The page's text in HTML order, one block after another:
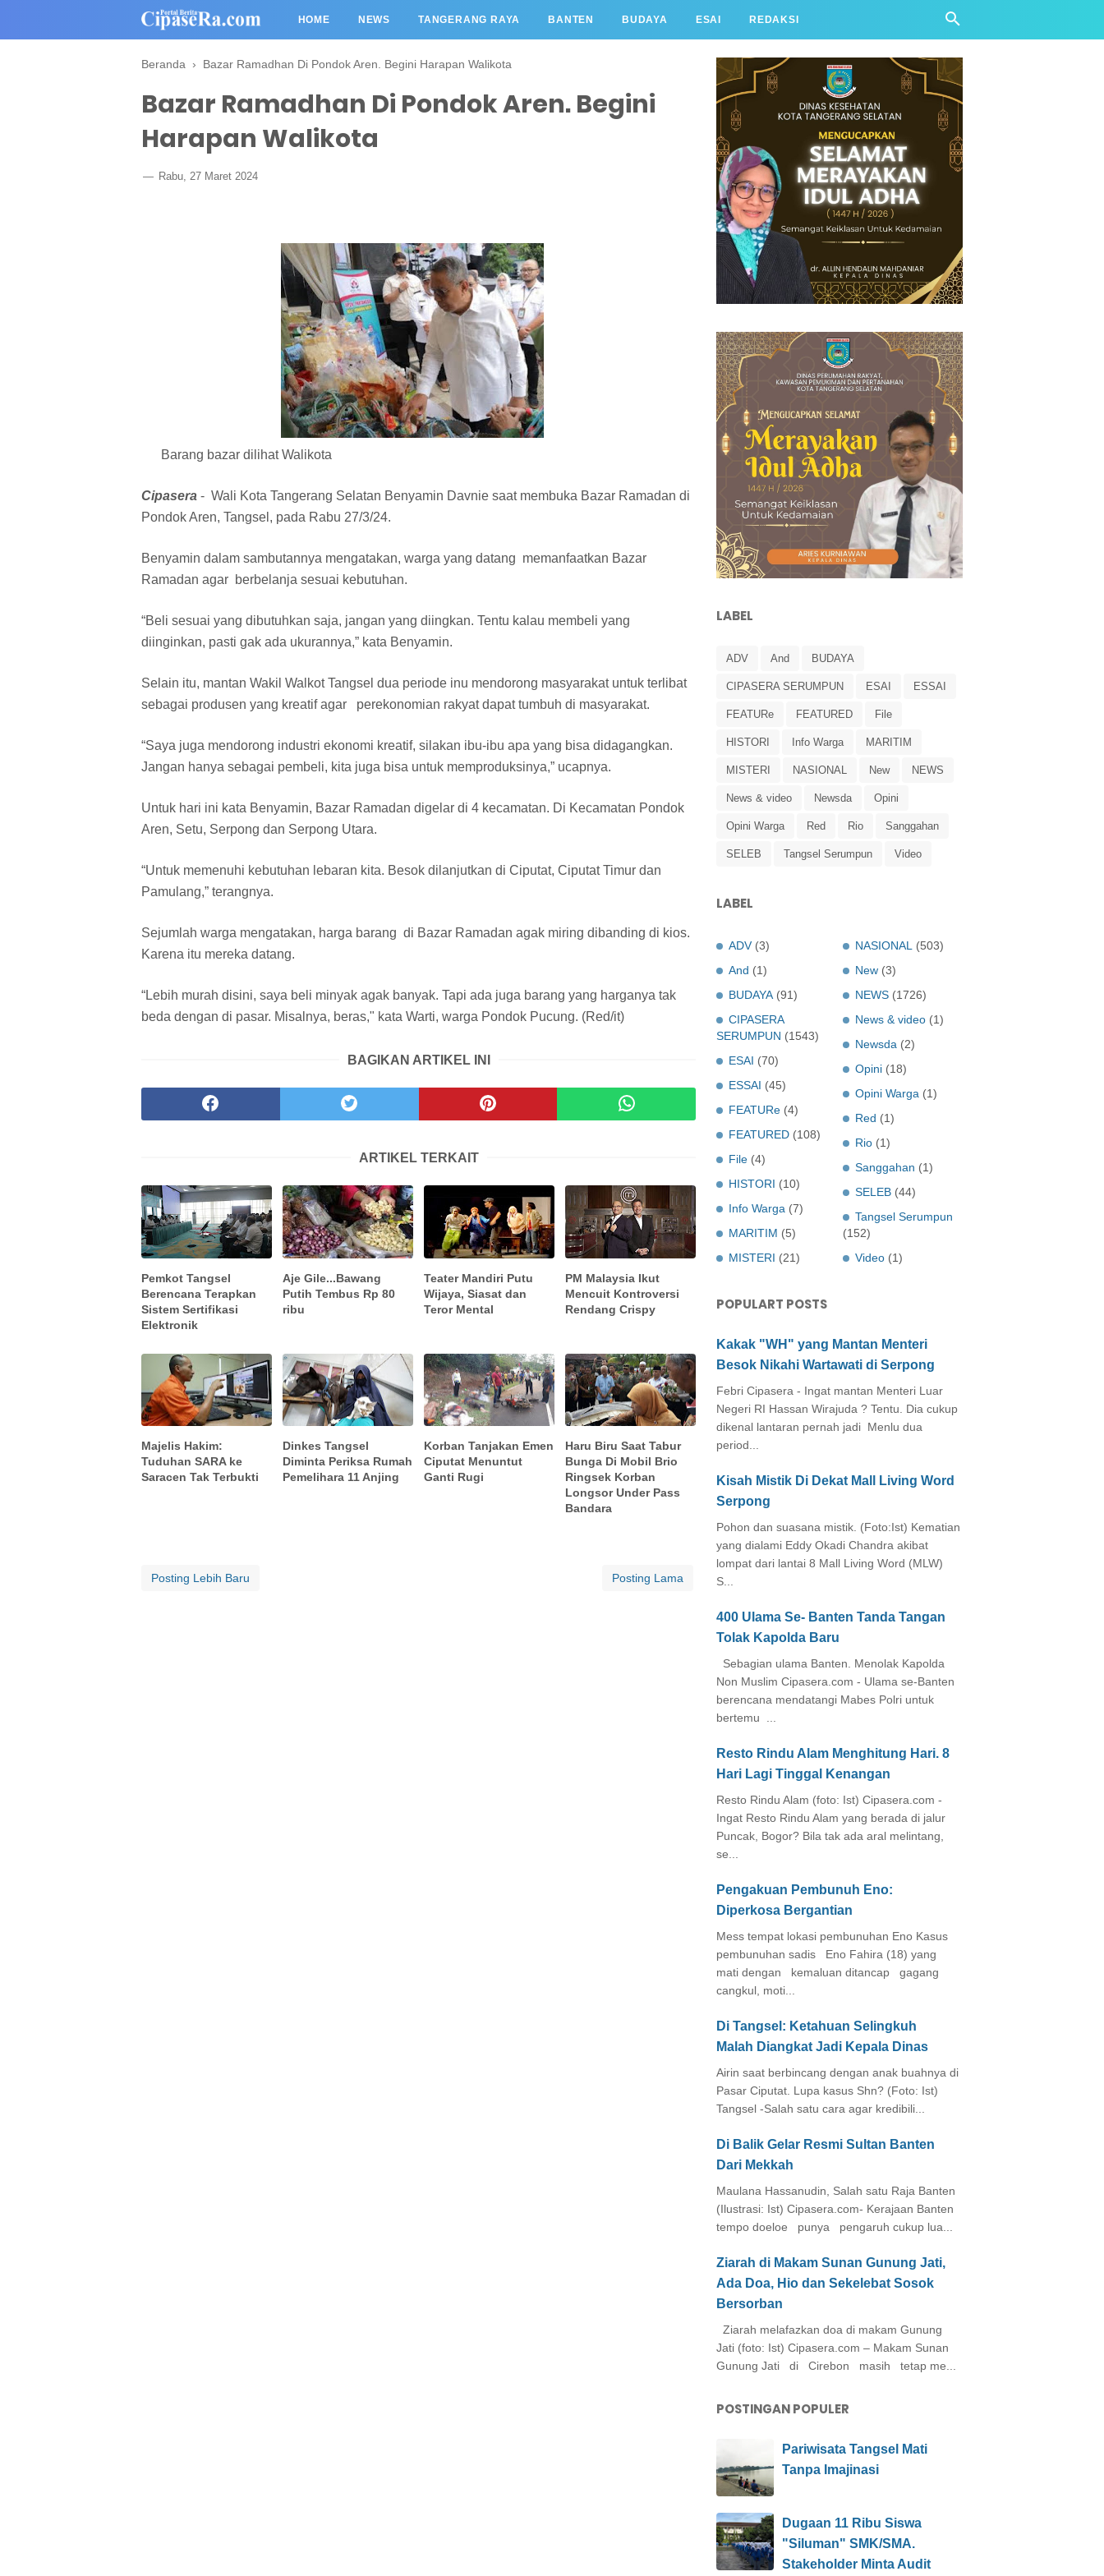
HOME NEWS TANGERANG RAYA BANTEN BUDAYA ESAI REDAKSI
Beranda › Bazar Ramadhan Di Pondok Aren. Begini Harapan Walikota
Bazar Ramadhan Di Pondok Aren. Begini
Harapan Walikota
Rabu, 27 Maret 2024
Barang bazar dilihat Walikota
Cipasera - Wali Kota Tangerang Selatan Benyamin Davnie saat membuka Bazar Ramadan di
Pondok Aren, Tangsel, pada Rabu 27/3/24.
Benyamin dalam sambutannya mengatakan, warga yang datang memanfaatkan Bazar
Ramadan agar berbelanja sesuai kebutuhan.
“Beli sesuai yang dibutuhkan saja, jangan yang diingkan. Tentu kalau membeli yang
diinginkan, pasti gak ada ukurannya,” kata Benyamin.
Selain itu, mantan Wakil Walkot Tangsel dua periode inu mendorong masyarakat untuk terlibat
sebagai produsen yang kreatif agar perekonomian rakyat dapat tumbuh di masyarakat.
“Saya juga mendorong industri ekonomi kreatif, silakan ibu-ibu apa yang bisa didagangkan.
Jangan hanya sebagai pembeli, kita juga bisa untuk memproduksinya,” ucapnya.
Untuk hari ini kata Benyamin, Bazar Ramadan digelar di 4 kecamatan. Di Kecamatan Pondok
Aren, Setu, Serpong dan Serpong Utara.
“Untuk memenuhi kebutuhan lebaran kita. Besok dilanjutkan di Ciputat, Ciputat Timur dan
Pamulang,” terangnya.
Sejumlah warga mengatakan, harga barang di Bazar Ramadan agak miring dibanding di kios.
Karena itu mereka datang.
“Lebih murah disini, saya beli minyak agak banyak. Tapi ada juga barang yang harganya tak
beda dengan di pasar. Misalnya, beras," kata Warti, warga Pondok Pucung. (Red/it)
BAGIKAN ARTIKEL INI
ARTIKEL TERKAIT
Pemkot Tangsel
Berencana Terapkan
Sistem Sertifikasi
Elektronik
Aje Gile...Bawang
Putih Tembus Rp 80
ribu
Teater Mandiri Putu
Wijaya, Siasat dan
Teror Mental
PM Malaysia Ikut
Mencuit Kontroversi
Rendang Crispy
Majelis Hakim:
Tuduhan SARA ke
Saracen Tak Terbukti
Dinkes Tangsel
Diminta Periksa Rumah
Pemelihara 11 Anjing
Korban Tanjakan Emen
Ciputat Menuntut
Ganti Rugi
Haru Biru Saat Tabur
Bunga Di Mobil Brio
Ringsek Korban
Longsor Under Pass
Bandara
Posting Lebih Baru Posting Lama
LABEL
ADV And BUDAYA
CIPASERA SERUMPUN ESAI ESSAI
FEATURe FEATURED File
HISTORI Info Warga MARITIM
MISTERI NASIONAL New NEWS
News & video Newsda Opini
Opini Warga Red Rio Sanggahan
SELEB Tangsel Serumpun Video
LABEL
ADV (3)
And (1)
BUDAYA (91)
CIPASERA
SERUMPUN (1543)
ESAI (70)
ESSAI (45)
FEATURe (4)
FEATURED (108)
File (4)
HISTORI (10)
Info Warga (7)
MARITIM (5)
MISTERI (21)
NASIONAL
(503)
New (3)
NEWS (1726)
News & video (1)
Newsda (2)
Opini (18)
Opini Warga (1)
Red (1)
Rio (1)
Sanggahan (1)
SELEB (44)
Tangsel Serumpun
(152)
Video (1)
POPULART POSTS
Kakak "WH" yang Mantan Menteri
Besok Nikahi Wartawati di Serpong
Febri Cipasera - Ingat mantan Menteri Luar
Negeri RI Hassan Wirajuda ? Tentu. Dia cukup
dikenal lantaran pernah jadi Menlu dua
period...
Kisah Mistik Di Dekat Mall Living Word
Serpong
Pohon dan suasana mistik. (Foto:Ist) Kematian
yang dialami Eddy Okadi Chandra akibat
lompat dari lantai 8 Mall Living Word (MLW)
S...
400 Ulama Se- Banten Tanda Tangan
Tolak Kapolda Baru
Sebagian ulama Banten. Menolak Kapolda
Non Muslim Cipasera.com - Ulama se-Banten
berencana mendatangi Mabes Polri untuk
bertemu ...
Resto Rindu Alam Menghitung Hari. 8
Hari Lagi Tinggal Kenangan
Resto Rindu Alam (foto: Ist) Cipasera.com -
Ingat Resto Rindu Alam yang berada di jalur
Puncak, Bogor? Bila tak ada aral melintang,
se...
Pengakuan Pembunuh Eno:
Diperkosa Bergantian
Mess tempat lokasi pembunuhan Eno Kasus
pembunuhan sadis Eno Fahira (18) yang
mati dengan kemaluan ditancap gagang
cangkul, moti...
Di Tangsel: Ketahuan Selingkuh
Malah Diangkat Jadi Kepala Dinas
Airin saat berbincang dengan anak buahnya di
Pasar Ciputat. Lupa kasus Shn? (Foto: Ist)
Tangsel -Salah satu cara agar kredibili...
Di Balik Gelar Resmi Sultan Banten
Dari Mekkah
Maulana Hassanudin, Salah satu Raja Banten
(Ilustrasi: Ist) Cipasera.com- Kerajaan Banten
tempo doeloe punya pengaruh cukup lua...
Ziarah di Makam Sunan Gunung Jati,
Ada Doa, Hio dan Sekelebat Sosok
Bersorban
Ziarah melafazkan doa di makam Gunung
Jati (foto: Ist) Cipasera.com – Makam Sunan
Gunung Jati di Cirebon masih tetap me...
POSTINGAN POPULER
Pariwisata Tangsel Mati
Tanpa Imajinasi
Dugaan 11 Ribu Siswa
"Siluman" SMK/SMA.
Stakeholder Minta Audit